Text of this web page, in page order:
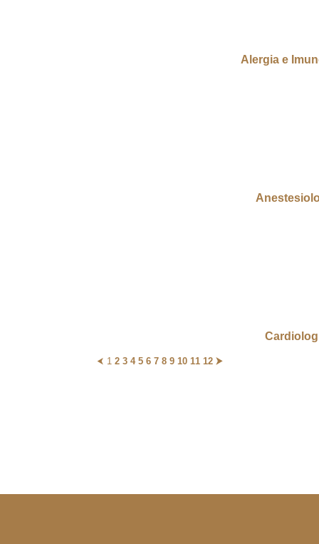
Alergia e
⮜ 1 2 3 4 5 6 7 8 9 10 11 12 ⮞